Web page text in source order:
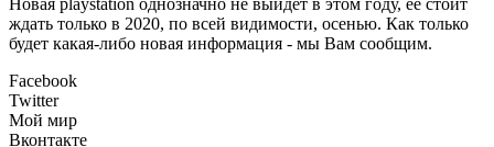
Новая playstation однозначно не выйдет в этом году, ее стоит
ждать только в 2020, по всей видимости, осенью. Как только
будет какая-либо новая информация - мы Вам сообщим.
Facebook
Twitter
Мой мир
Вконтакте